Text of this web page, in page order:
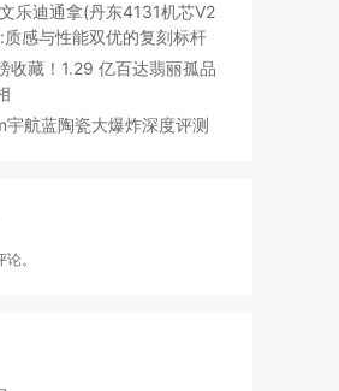
乐迪通拿(丹东4131机芯V2
感与性能双优的复刻标杆
收藏！1.29 亿百达翡丽孤品
宇航蓝陶瓷大爆炸深度评测
。